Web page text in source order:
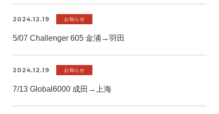
2024.12.19 お知らせ
5/07 Challenger 605 金浦→羽田
2024.12.19 お知らせ
7/13 Global6000 成田→上海